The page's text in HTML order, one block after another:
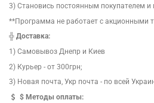
3) Становись постоянным покупателем и
**Программа не работает с акционными
╬ Доставка:
1) Самовывоз Днепр и Киев
2) Курьер - от 300грн;
3) Новая почта, Укр почта - по всей
$Методы оплаты: